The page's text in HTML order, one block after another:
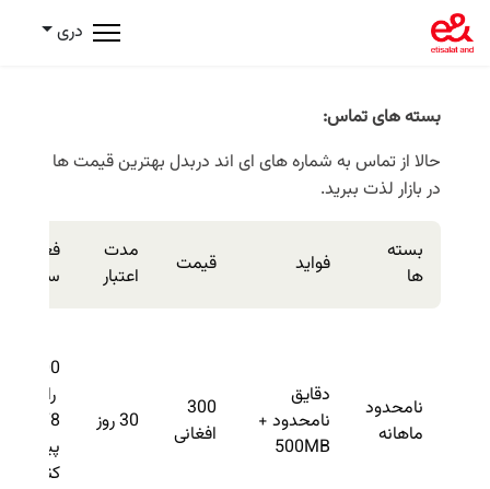
دری
بسته های تماس:
حالا از تماس به شماره های ای اند دربدل بهترین قیمت ها
در بازار لذت ببرید.
فعال
سازی
مدت
اعتبار
قیمت فواید
بسته
ها
U300
را به
3378
پیام
کنید
30 روز
300
افغانی
دقایق
نامحدود +
500MB
نامحدود
ماهانه